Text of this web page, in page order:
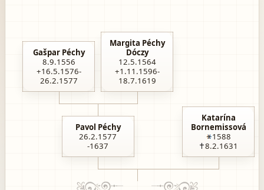
Gašpar Péchy
8.9.1556
+16.5.1576-
26.2.1577
Margita Péchy
Dóczy
12.5.1564
+1.11.1596-
18.7.1619
Pavol Péchy
26.2.1577
-1637
Katarína
Bornemissová
1588
8.2.1631